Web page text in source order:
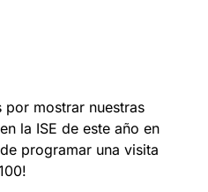
por mostrar nuestras
la ISE de este año en
programar una visita